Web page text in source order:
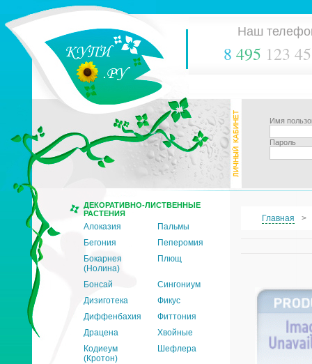
Наш
8 495 123
Имя
Пароль
ДЕКОРАТИВНО-ЛИСТВЕННЫЕ
РАСТЕНИЯ
Алоказия
Пальмы
Бегония
Пеперомия
Бокарнея
(Нолина)
Плющ
Бонсай
Сингониум
Дизиготека
Фикус
Диффенбахия
Фиттония
Драцена
Хвойные
Кодиеум
(Кротон)
Шефлера
Главная